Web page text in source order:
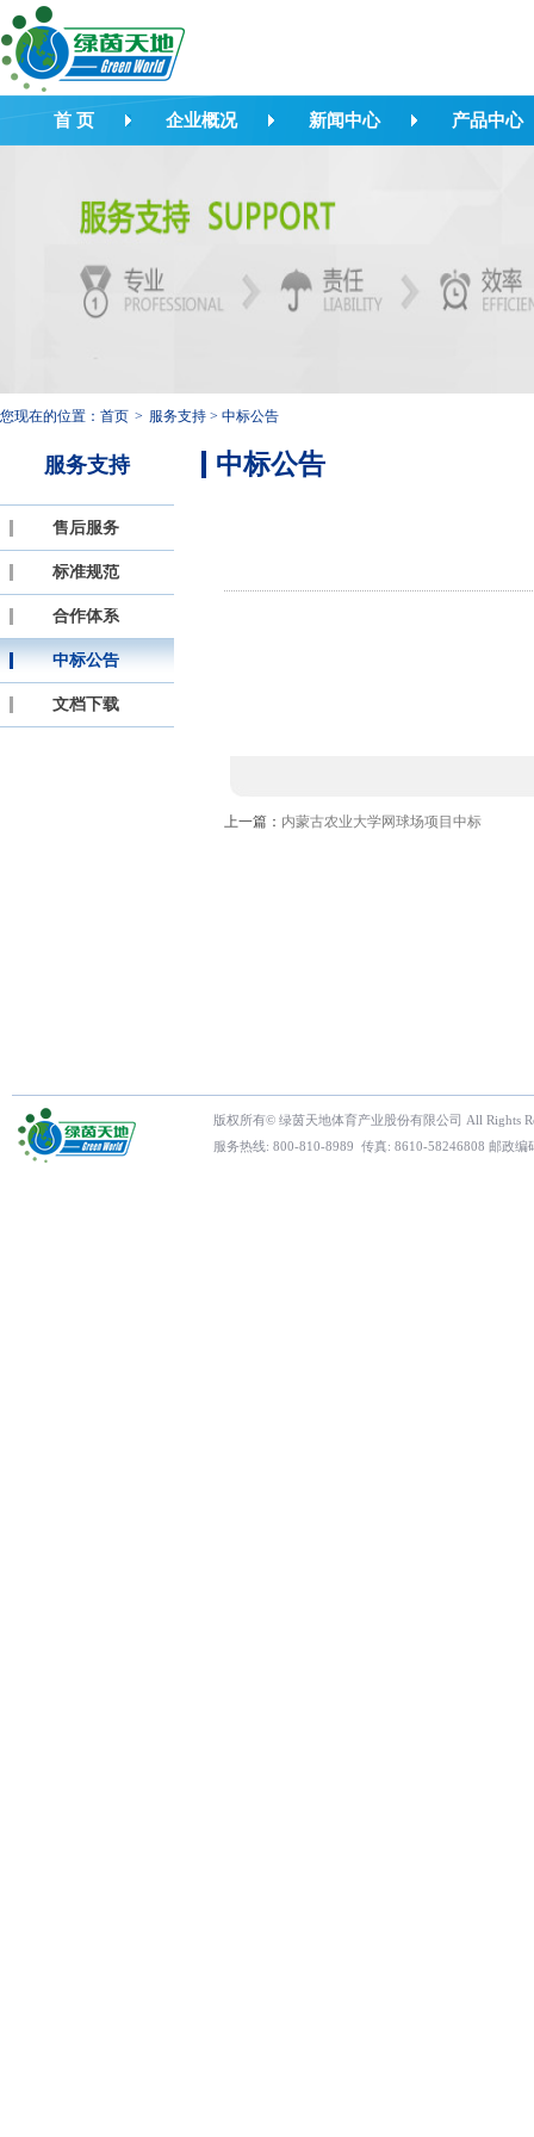
首 页 企业概况 新闻中心 产品中心
您现在的位置： 首页 > 服务支持 > 中标公告
服务支持
售后服务
标准规范
合作体系
中标公告
文档下载
中标公告
上一篇： 内蒙古农业大学网球场项目中标
版权所有© 绿茵天地体育产业股份有限公司 All Rights
服务热线: 800-810-8989 传真: 8610-58246808 邮政